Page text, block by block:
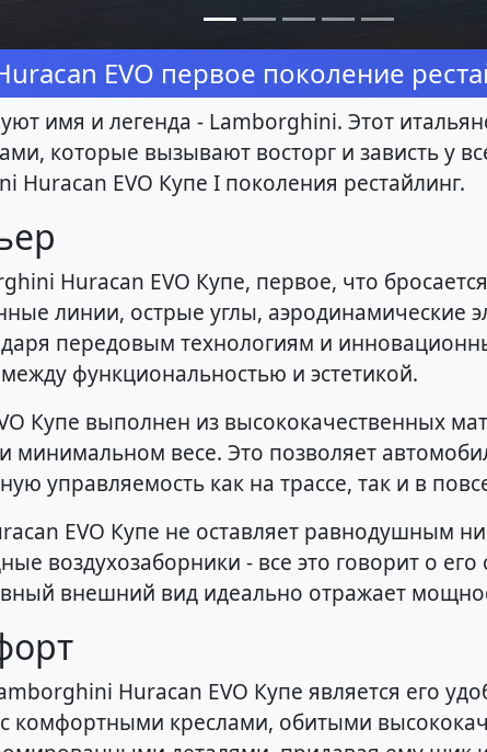
EVO первое поколение
имя и легенда - Lamborghini. Этот
которые вызывают восторг и зависть у
Huracan EVO Купе I поколения рестайлинг.
Huracan EVO Купе, первое, что
линии, острые углы, аэродинамические
передовым технологиям и
функциональностью и эстетикой.
Купе выполнен из высококачественных
минимальном весе. Это позволяет
управляемость как на трассе, так и в
EVO Купе не оставляет равнодушным
воздухозаборники - все это говорит о его
внешний вид идеально отражает
Huracan EVO Купе является его
комфортными креслами, обитыми